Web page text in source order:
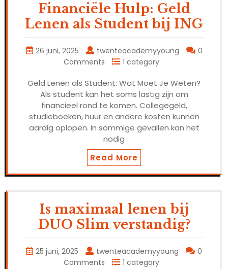
Financiële Hulp: Geld
Lenen als Student bij ING
26 juni, 2025 twenteacademyyoung
0
Comments
1 category
Geld Lenen als Student: Wat Moet Je Weten?
Als student kan het soms lastig zijn om
financieel rond te komen. Collegegeld,
studieboeken, huur en andere kosten kunnen
aardig oplopen. In sommige gevallen kan het
nodig
Read More
Is maximaal lenen bij
DUO Slim verstandig?
25 juni, 2025 twenteacademyyoung
0
Comments
1 category